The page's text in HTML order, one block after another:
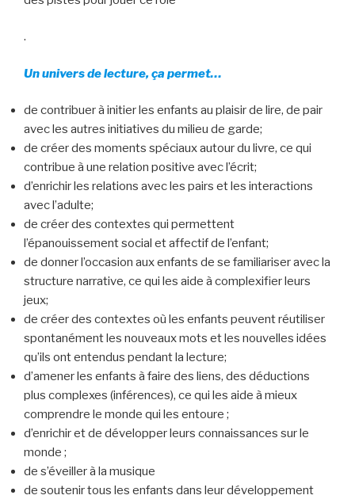
.
Un univers de lecture, ça permet…
de contribuer à initier les enfants au plaisir de lire, de pair
avec les autres initiatives du milieu de garde;
de créer des moments spéciaux autour du livre, ce qui
contribue à une relation positive avec l’écrit;
d’enrichir les relations avec les pairs et les interactions
avec l’adulte;
de créer des contextes qui permettent
l’épanouissement social et affectif de l’enfant;
de donner l’occasion aux enfants de se familiariser avec la
structure narrative, ce qui les aide à complexifier leurs
jeux;
de créer des contextes où les enfants peuvent réutiliser
spontanément les nouveaux mots et les nouvelles idées
qu’ils ont entendus pendant la lecture;
d’amener les enfants à faire des liens, des déductions
plus complexes (inférences), ce qui les aide à mieux
comprendre le monde qui les entoure ;
d’enrichir et de développer leurs connaissances sur le
monde ;
de s’éveiller à la musique
de soutenir tous les enfants dans leur développement